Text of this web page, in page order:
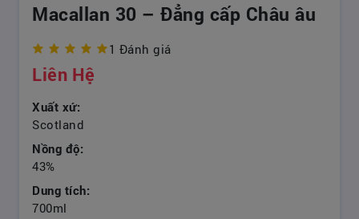
Macallan 30 – Đẳng cấp Châu âu
1 Đánh giá
Liên Hệ
Xuất xứ:
Scotland
Nồng độ:
43%
Dung tích:
700ml